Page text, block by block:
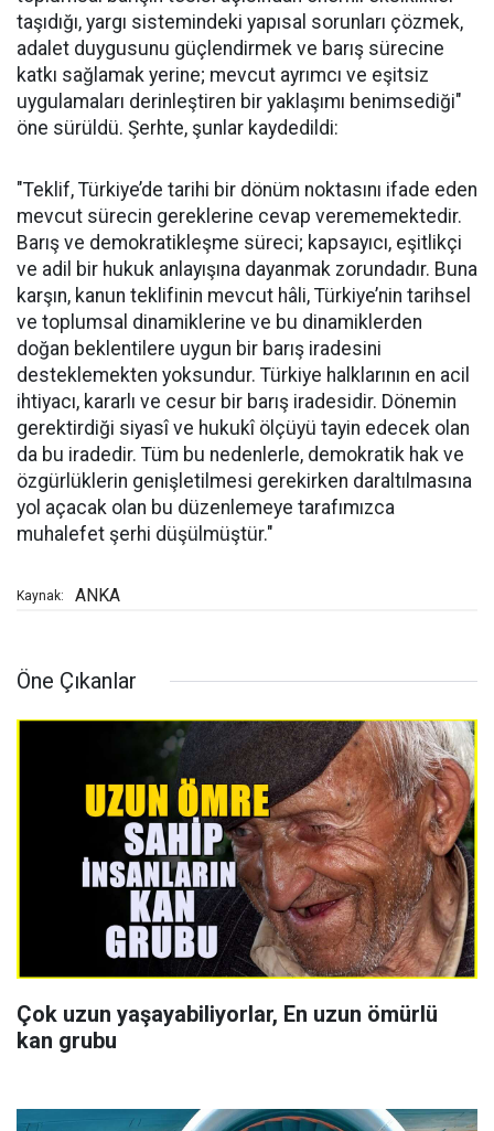
taşıdığı, yargı sistemindeki yapısal sorunları çözmek,
adalet duygusunu güçlendirmek ve barış sürecine
katkı sağlamak yerine; mevcut ayrımcı ve eşitsiz
uygulamaları derinleştiren bir yaklaşımı benimsediği"
öne sürüldü. Şerhte, şunlar kaydedildi:
"Teklif, Türkiye’de tarihi bir dönüm noktasını ifade eden
mevcut sürecin gereklerine cevap verememektedir.
Barış ve demokratikleşme süreci; kapsayıcı, eşitlikçi
ve adil bir hukuk anlayışına dayanmak zorundadır. Buna
karşın, kanun teklifinin mevcut hâli, Türkiye’nin tarihsel
ve toplumsal dinamiklerine ve bu dinamiklerden
doğan beklentilere uygun bir barış iradesini
desteklemekten yoksundur. Türkiye halklarının en acil
ihtiyacı, kararlı ve cesur bir barış iradesidir. Dönemin
gerektirdiği siyasî ve hukukî ölçüyü tayin edecek olan
da bu iradedir. Tüm bu nedenlerle, demokratik hak ve
özgürlüklerin genişletilmesi gerekirken daraltılmasına
yol açacak olan bu düzenlemeye tarafımızca
muhalefet şerhi düşülmüştür."
Kaynak: ANKA
Öne Çıkanlar
Çok uzun yaşayabiliyorlar, En uzun ömürlü
kan grubu